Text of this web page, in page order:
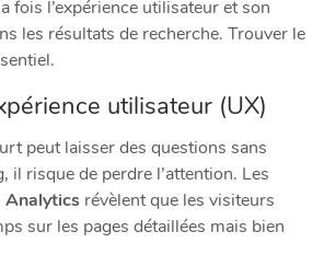
fois l’expérience utilisateur et son
les résultats de recherche. Trouver le
utilisateur (UX)
peut laisser des questions sans
il risque de perdre l’attention. Les
Analytics révèlent que les visiteurs
sur les pages détaillées mais bien